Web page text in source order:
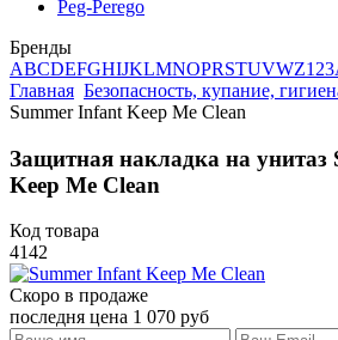
Peg-Perego
Бренды
ABCDEFGHIJKLMNOPRSTUVWZ123
Главная Безопасность, купание,
Summer Infant Keep Me Clean
Защитная накладка на унитаз
Keep Me Clean
Код товара
4142
Скоро в продаже
последня цена 1 070 руб